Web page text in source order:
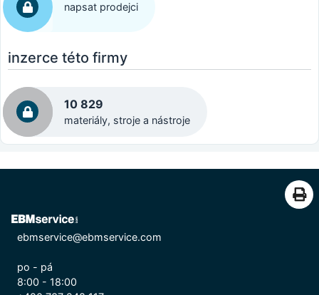
napsat prodejci
inzerce této firmy
10 829
materiály, stroje a nástroje
ebmservice@ebmservice.com
po - pá
8:00 - 18:00